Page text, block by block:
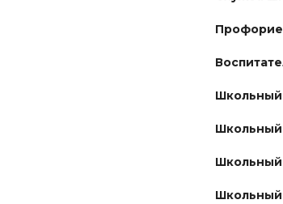
Школьный
Школьный
Школьный
Школьный